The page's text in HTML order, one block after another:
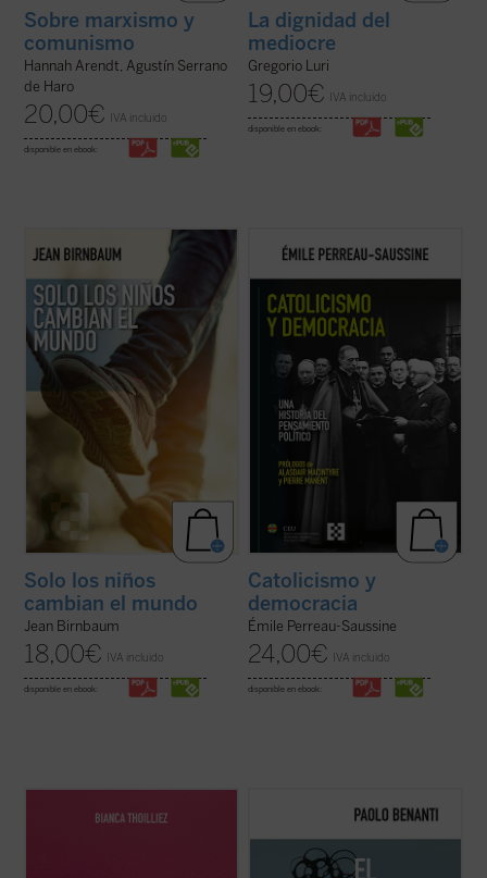
Sobre marxismo y
comunismo
Hannah Arendt, Agustín Serrano
de Haro
20,00€ IVA incluido
disponible en ebook:
La dignidad del
mediocre
Gregorio Luri
19,00€ IVA incluido
disponible en ebook:
Birnbaum retoma, tras El coraje del matiz
el pulso de la política y la introspección con
una pregunta aparentemente sencilla: ¿qué
sucede cuando llega un hijo al mundo?
Desde Rosa Luxemburgo hasta Hannah
Arendt, pasando por Roland ...
Solo los niños
cambian el mundo
Jean Birnbaum
18,00€ IVA incluido
disponible en ebook:
Catolicismo y democracia
evolución del pensamiento político católico
Iglesia respondió a la democracia liberal,
un sistema para el que no ...(ver ficha)
Catolicismo y
democracia
Émile Perreau-Saussine
24,00€ IVA incluido
disponible en ebook:
respirar hondo y repensar el rumbo de la
, el teólogo y experto
en ética digital Paolo Benanti nos invita a
digital. Es una invitación a pensar en el
papel de la tecnología en nuestras vidas y